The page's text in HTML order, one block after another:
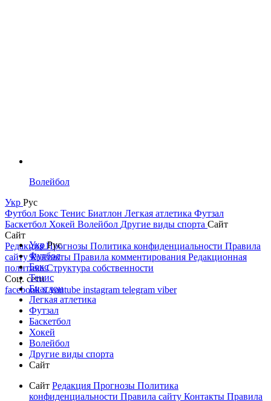
Волейбол
Укр Рус
Футбол Бокс Тенис Биатлон Легкая атлетика Футзал
Баскетбол Хокей Волейбол Другие виды спорта Сайт
Сайт
РедакцияПрогнозы Политика конфиденциальности Правила
сайтуКонтакты Правила комментирования Редакционная
политикаСтруктура собственности
Соц. сети
facebookxyoutube instagram telegram viber
УкрРус
Футбол
Бокс
Тенис
Биатлон
Легкая атлетика
Футзал
Баскетбол
Хокей
Волейбол
Другие виды спорта
Сайт
Сайт Редакция Прогнозы Политика
конфиденциальности Правила сайту Контакты Правила